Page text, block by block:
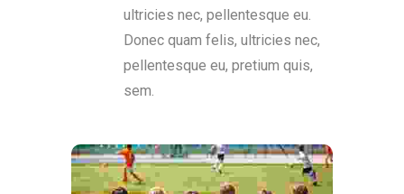
ultricies nec, pellentesque eu.
Donec quam felis, ultricies nec,
pellentesque eu, pretium quis,
sem.